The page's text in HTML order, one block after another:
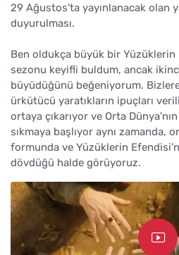
29 Ağustos'ta yayınlanacak olan
duyurulması.
Ben oldukça büyük bir Yüzüklerin
sezonu keyifli buldum, ancak
büyüdüğünü beğeniyorum.
ürkütücü yaratıkların ipuçları
ortaya çıkarıyor ve Orta
sıkmaya başlıyor aynı zamanda,
formunda ve Yüzüklerin
dövdüğü halde görüyoruz.